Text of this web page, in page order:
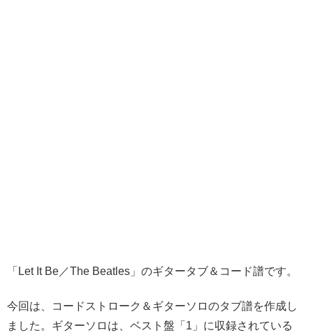
「Let It Be／The Beatles」のギタータブ＆コード譜です。
今回は、コードストローク＆ギターソロのタブ譜を作成し
ました。ギターソロは、ベスト盤「1」に収録されている